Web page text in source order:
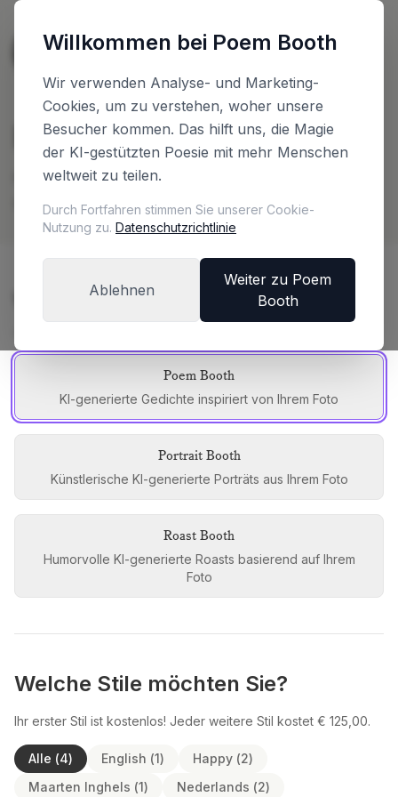
Willkommen bei Poem Booth
Wir verwenden Analyse- und Marketing-
Cookies, um zu verstehen, woher unsere
Besucher kommen. Das hilft uns, die Magie
der KI-gestützten Poesie mit mehr Menschen
weltweit zu teilen.
Durch Fortfahren stimmen Sie unserer Cookie-
Nutzung zu. Datenschutzrichtlinie
Ablehnen
Weiter zu Poem
Booth
Planen Sie Ihre Booth
Konfigurieren Sie Ihre Booth und erhalten Sie
sofort ein Preisangebot
Wählen Sie Ihre Booth-Edition
Poem Booth
KI-generierte Gedichte inspiriert von Ihrem Foto
Portrait Booth
Künstlerische KI-generierte Porträts aus Ihrem Foto
Roast Booth
Humorvolle KI-generierte Roasts basierend auf Ihrem
Foto
Welche Stile möchten Sie?
Ihr erster Stil ist kostenlos! Jeder weitere Stil kostet € 125,00.
Alle (4) English (1) Happy (2)
Maarten Inghels (1) Nederlands (2)